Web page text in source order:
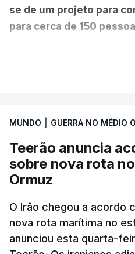
se de um projeto para
para cerca de 150
que já colaborou com a
americana em projetos no
nomeadamente no Iraque.
militar deverá ficar nos
território de Gaza que
de 1,5 quilómetros da
MUNDO GUERRA NO MÉDIO
Teerão anuncia
sobre nova rota
Ormuz
O Irão chegou a acordo
nova rota marítima no
anunciou esta quarta-